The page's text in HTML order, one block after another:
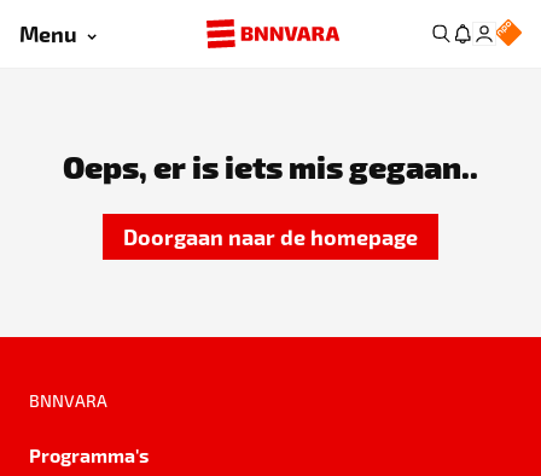
Menu
Oeps, er is iets mis gegaan..
Doorgaan naar de homepage
BNNVARA
Programma's